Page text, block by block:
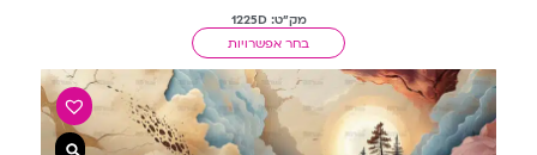
מק"ט: 1225D
בחר אפשרויות